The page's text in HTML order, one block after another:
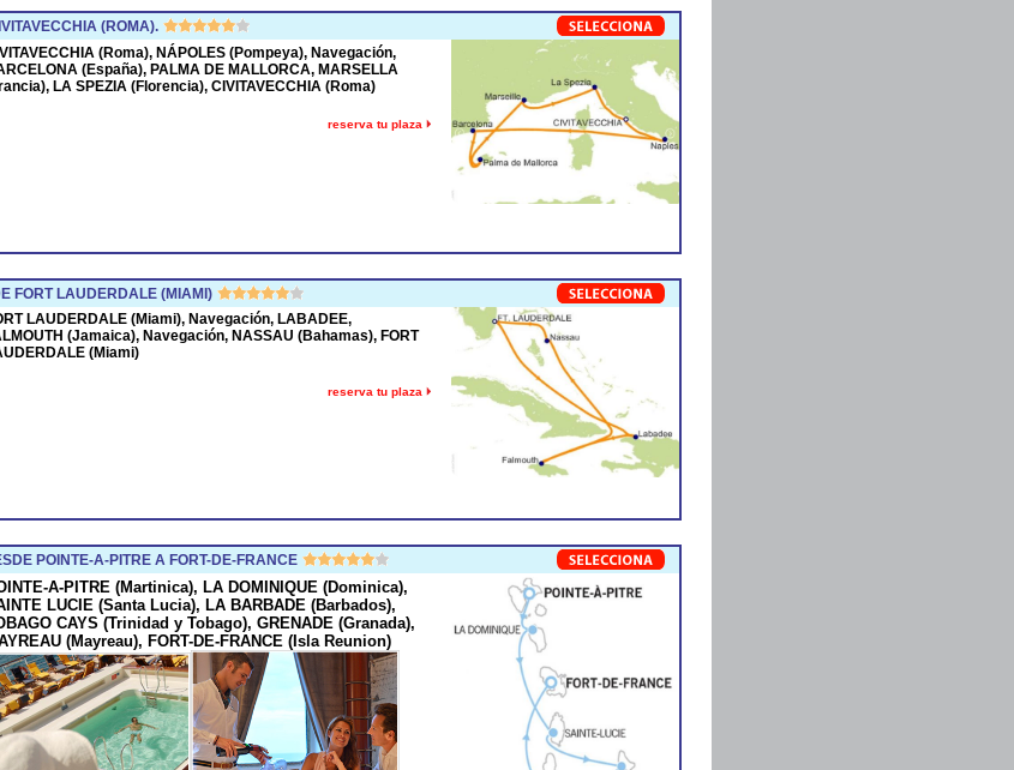
(ROMA).
(Roma), NÁPOLES (Pompeya), Navegación,
(España), PALMA DE MALLORCA, MARSELLA
LA SPEZIA (Florencia), CIVITAVECCHIA (Roma)
reserva tu plaza
FORT LAUDERDALE (MIAMI)
LAUDERDALE (Miami), Navegación, LABADEE,
(Jamaica), Navegación, NASSAU (Bahamas), FORT
(Miami)
reserva tu plaza
POINTE-A-PITRE A FORT-DE-FRANCE
A-PITRE (Martinica), LA DOMINIQUE (Dominica),
LUCIE (Santa Lucia), LA BARBADE (Barbados),
CAYS (Trinidad y Tobago), GRENADE (Granada),
(Mayreau), FORT-DE-FRANCE (Isla Reunion)